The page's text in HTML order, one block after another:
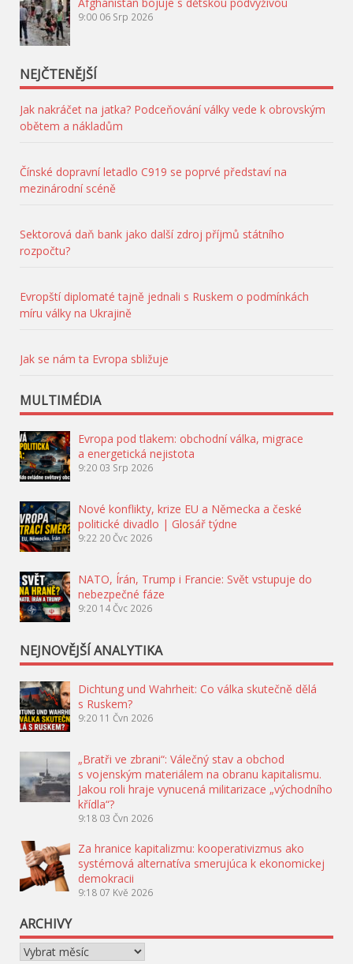
Afghánistán bojuje s dětskou podvýživou
9:00 06 Srp 2026
NEJČTENĚJŠÍ
Jak nakráčet na jatka? Podceňování války vede k obrovským
obětem a nákladům
Čínské dopravní letadlo C919 se poprvé představí na
mezinárodní scéně
Sektorová daň bank jako další zdroj příjmů státního
rozpočtu?
Evropští diplomaté tajně jednali s Ruskem o podmínkách
míru války na Ukrajině
Jak se nám ta Evropa sbližuje
MULTIMÉDIA
Evropa pod tlakem: obchodní válka, migrace
a energetická nejistota
9:20 03 Srp 2026
Nové konflikty, krize EU a Německa a české
politické divadlo | Glosář týdne
9:22 20 Čvc 2026
NATO, Írán, Trump i Francie: Svět vstupuje do
nebezpečné fáze
9:20 14 Čvc 2026
NEJNOVĚJŠÍ ANALYTIKA
Dichtung und Wahrheit: Co válka skutečně dělá
s Ruskem?
9:20 11 Čvn 2026
„Bratři ve zbrani“: Válečný stav a obchod
s vojenským materiálem na obranu kapitalismu.
Jakou roli hraje vynucená militarizace „východního
křídla“?
9:18 03 Čvn 2026
Za hranice kapitalizmu: kooperativizmus ako
systémová alternatíva smerujúca k ekonomickej
demokracii
9:18 07 Kvě 2026
ARCHIVY
Archivy